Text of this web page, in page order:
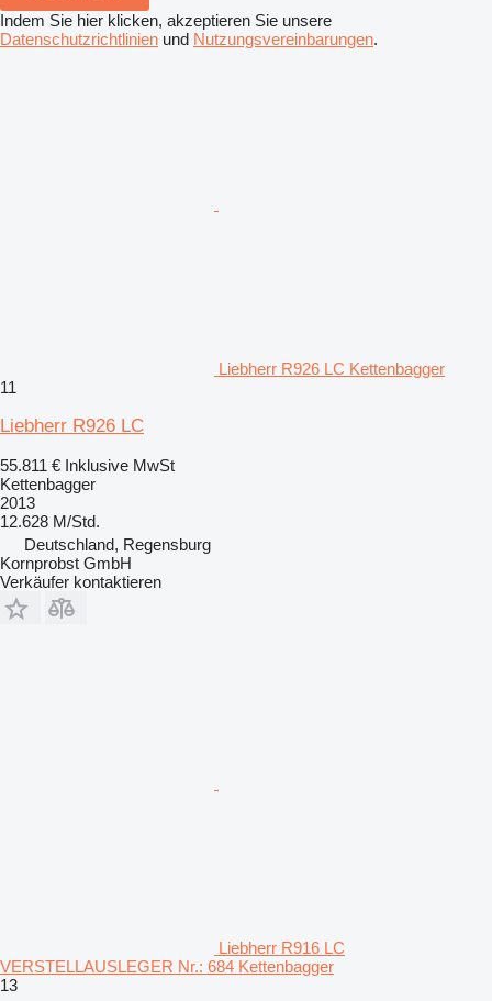
Indem Sie hier klicken, akzeptieren Sie unsere
Datenschutzrichtlinien und Nutzungsvereinbarungen.
Liebherr R926 LC Kettenbagger
11
Liebherr R926 LC
55.811 € Inklusive MwSt
Kettenbagger
2013
12.628 M/Std.
Deutschland, Regensburg
Kornprobst GmbH
Verkäufer kontaktieren
Liebherr R916 LC
VERSTELLAUSLEGER Nr.: 684 Kettenbagger
13